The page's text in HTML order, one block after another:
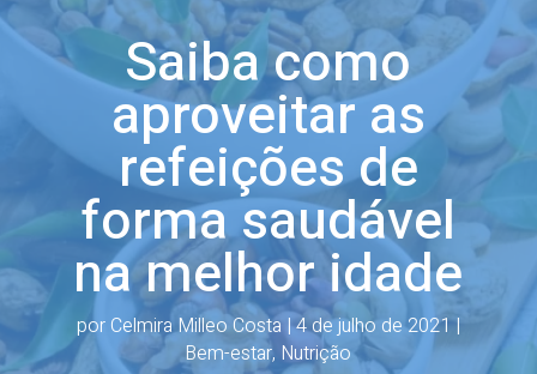
Saiba como
aproveitar as
refeições de
forma saudável
na melhor idade
por Celmira Milleo Costa|4 de julho de 2021|
Bem-estar, Nutrição